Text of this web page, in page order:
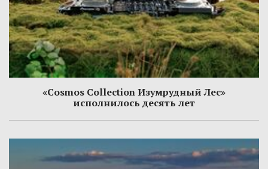
«Cosmos Collection Изумрудный Лес»
исполнилось десять лет